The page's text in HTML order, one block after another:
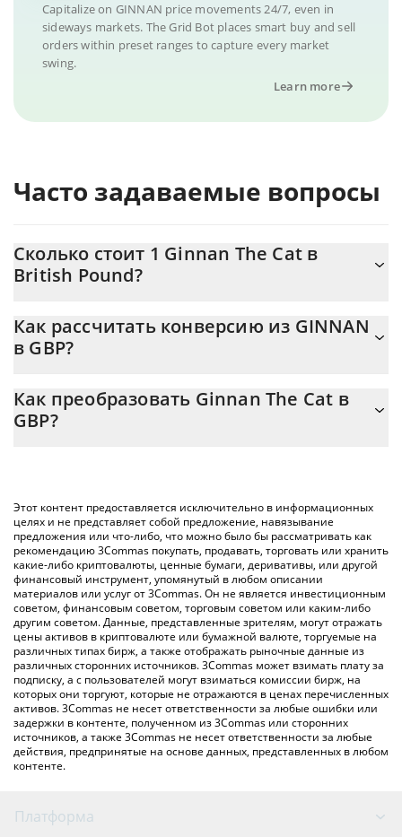
Capitalize on GINNAN price movements 24/7, even in
sideways markets. The Grid Bot places smart buy and sell
orders within preset ranges to capture every market
swing.
Learn more
Часто задаваемые вопросы
Сколько стоит 1 Ginnan The Cat в
British Pound?
На данный момент 1 Ginnan The Cat равно 8.665e-9
Как рассчитать конверсию из GINNAN
в GBP?
рассчитать цену конвертации GINNAN в GBP, просто введя
сумму Ginnan The Cat в соответствующее поле, и
Вы также можете использовать приведенную выше таблицу
цен Ginnan The Cat, чтобы проверить последние цены на
Ginnan The Cat в основных фиатных и криптовалютах.
Как преобразовать Ginnan The Cat в
GBP?
Этот контент предоставляется исключительно в информационных
целях и не представляет собой предложение, навязывание
предложения или что-либо, что можно было бы рассматривать как
рекомендацию 3Commas покупать, продавать, торговать или хранить
какие-либо криптовалюты, ценные бумаги, деривативы, или другой
финансовый инструмент, упомянутый в любом описании
материалов или услуг от 3Commas. Он не является инвестиционным
советом, финансовым советом, торговым советом или каким-либо
другим советом. Данные, представленные зрителям, могут отражать
цены активов в криптовалюте или бумажной валюте, торгуемые на
различных типах бирж, а также отображать рыночные данные из
различных сторонних источников. 3Commas может взимать плату за
подписку, а с пользователей могут взиматься комиссии бирж, на
которых они торгуют, которые не отражаются в ценах перечисленных
активов. 3Commas не несет ответственности за любые ошибки или
задержки в контенте, полученном из 3Commas или сторонних
источников, а также 3Commas не несет ответственности за любые
действия, предпринятые на основе данных, представленных в любом
контенте.
Платформа